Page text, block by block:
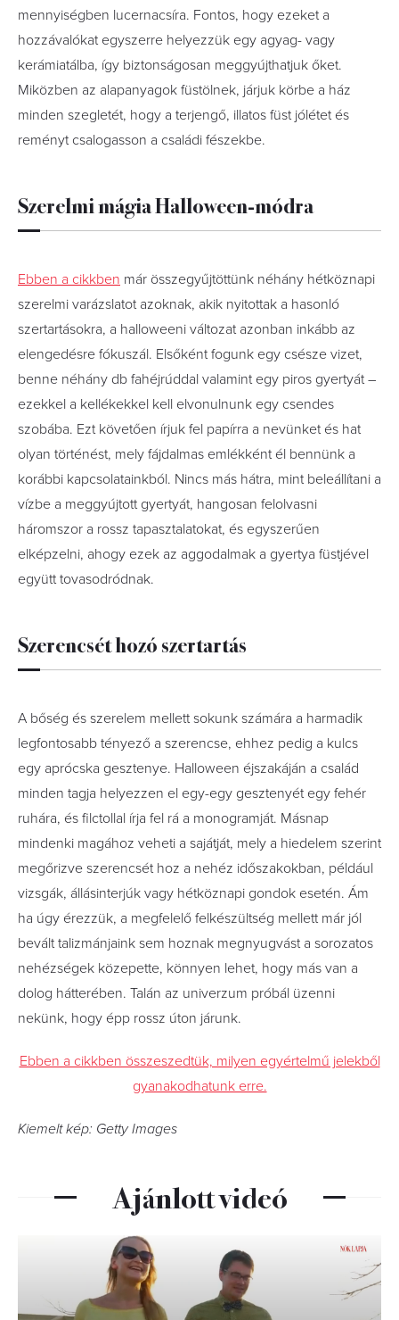
mennyiségben lucernacsíra. Fontos, hogy ezeket a
hozzávalókat egyszerre helyezzük egy agyag- vagy
kerámiatálba, így biztonságosan meggyújthatjuk őket.
Miközben az alapanyagok füstölnek, járjuk körbe a ház
minden szegletét, hogy a terjengő, illatos füst jólétet és
reményt csalogasson a családi fészekbe.
Szerelmi mágia Halloween-módra
Ebben a cikkben már összegyűjtöttünk néhány hétköznapi
szerelmi varázslatot azoknak, akik nyitottak a hasonló
szertartásokra, a halloweeni változat azonban inkább az
elengedésre fókuszál. Elsőként fogunk egy csésze vizet,
benne néhány db fahéjrúddal valamint egy piros gyertyát –
ezekkel a kellékekkel kell elvonulnunk egy csendes
szobába. Ezt követően írjuk fel papírra a nevünket és hat
olyan történést, mely fájdalmas emlékként él bennünk a
korábbi kapcsolatainkból. Nincs más hátra, mint beleállítani a
vízbe a meggyújtott gyertyát, hangosan felolvasni
háromszor a rossz tapasztalatokat, és egyszerűen
elképzelni, ahogy ezek az aggodalmak a gyertya füstjével
együtt tovasodródnak.
Szerencsét hozó szertartás
A bőség és szerelem mellett sokunk számára a harmadik
legfontosabb tényező a szerencse, ehhez pedig a kulcs
egy aprócska gesztenye. Halloween éjszakáján a család
minden tagja helyezzen el egy-egy gesztenyét egy fehér
ruhára, és filctollal írja fel rá a monogramját. Másnap
mindenki magához veheti a sajátját, mely a hiedelem szerint
megőrizve szerencsét hoz a nehéz időszakokban, például
vizsgák, állásinterjúk vagy hétköznapi gondok esetén. Ám
ha úgy érezzük, a megfelelő felkészültség mellett már jól
bevált talizmánjaink sem hoznak megnyugvást a sorozatos
nehézségek közepette, könnyen lehet, hogy más van a
dolog hátterében. Talán az univerzum próbál üzenni
nekünk, hogy épp rossz úton járunk.
Ebben a cikkben összeszedtük, milyen egyértelmű jelekből
gyanakodhatunk erre.
Kiemelt kép: Getty Images
Ajánlott videó